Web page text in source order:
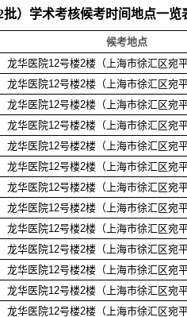
批）学术考核候考时间地点一览
候考地点
龙华医院12号楼2楼（上海市徐汇区宛平
龙华医院12号楼2楼（上海市徐汇区宛平
龙华医院12号楼2楼（上海市徐汇区宛平
龙华医院12号楼2楼（上海市徐汇区宛平
龙华医院12号楼2楼（上海市徐汇区宛平
龙华医院12号楼2楼（上海市徐汇区宛平
龙华医院12号楼2楼（上海市徐汇区宛平
龙华医院12号楼2楼（上海市徐汇区宛平
龙华医院12号楼2楼（上海市徐汇区宛平
龙华医院12号楼2楼（上海市徐汇区宛平
龙华医院12号楼2楼（上海市徐汇区宛平
龙华医院12号楼2楼（上海市徐汇区宛平
龙华医院12号楼2楼（上海市徐汇区宛平